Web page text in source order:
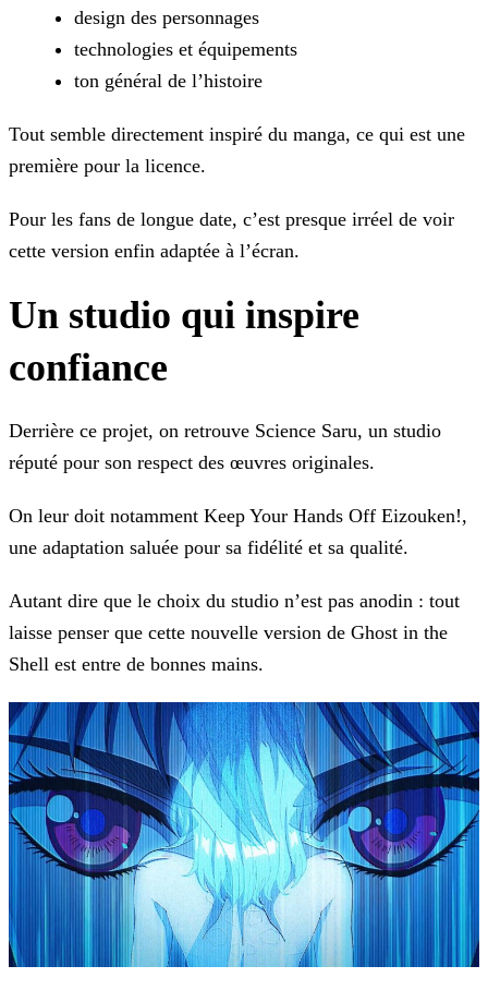
design des personnages
technologies et équipements
ton général de l’histoire
Tout semble directement inspiré du manga, ce qui est une
première pour la licence.
Pour les fans de longue date, c’est presque irréel de voir
cette version enfin adaptée à l’écran.
Un studio qui inspire
confiance
Derrière ce projet, on retrouve Science Saru, un studio
réputé pour son respect des œuvres originales.
On leur doit notamment Keep Your Hands Off Eizouken!,
une adaptation saluée pour sa fidélité et sa qualité.
Autant dire que le choix du studio n’est pas anodin : tout
laisse penser que cette nouvelle version de Ghost in the
Shell est entre de bonnes mains.